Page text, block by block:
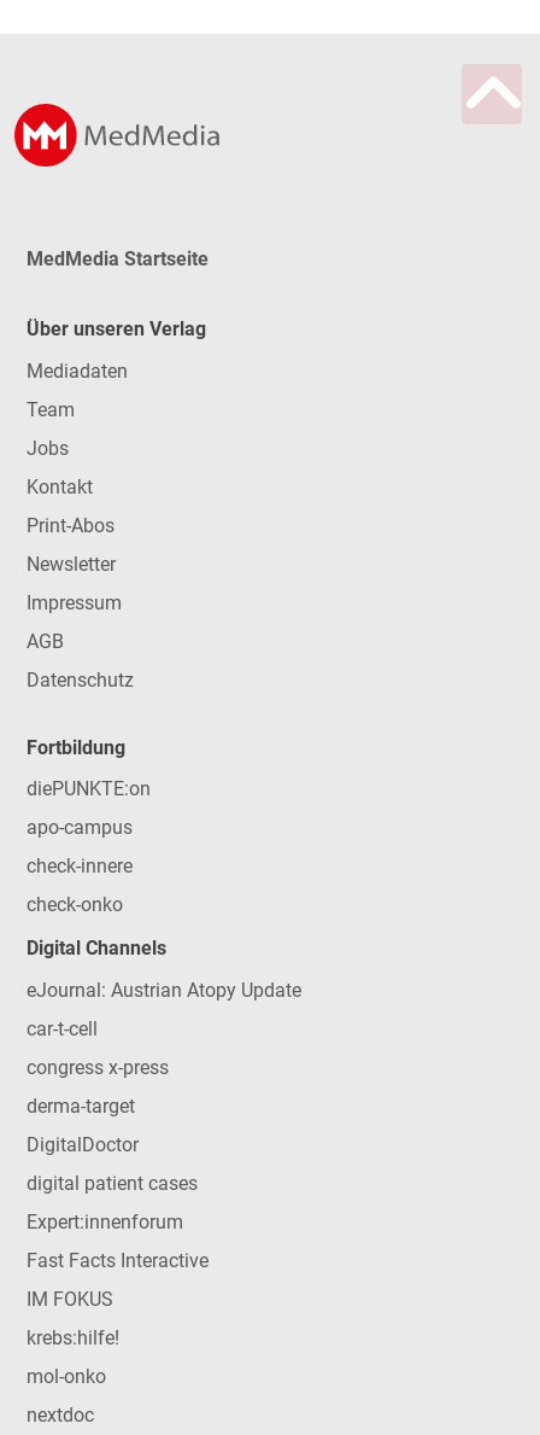
MedMedia Startseite
Über unseren Verlag
Mediadaten
Team
Jobs
Kontakt
Print-Abos
Newsletter
Impressum
AGB
Datenschutz
Fortbildung
diePUNKTE:on
apo-campus
check-innere
check-onko
Digital Channels
eJournal: Austrian Atopy Update
car-t-cell
congress x-press
derma-target
DigitalDoctor
digital patient cases
Expert:innenforum
Fast Facts Interactive
IM FOKUS
krebs:hilfe!
mol-onko
nextdoc